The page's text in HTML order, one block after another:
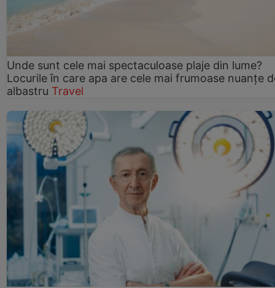
Unde sunt cele mai spectaculoase plaje din lume?
Locurile în care apa are cele mai frumoase nuanțe
albastru Travel